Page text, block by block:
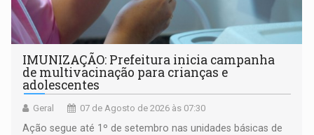
IMUNIZAÇÃO: Prefeitura inicia campanha
de multivacinação para crianças e
adolescentes
Geral 07 de Agosto de 2026 às 07:30
Ação segue até 1º de setembro nas unidades básicas de